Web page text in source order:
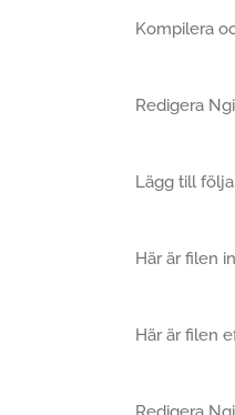
Kompilera
Redigera
Lägg till
Här är filen
Här är filen